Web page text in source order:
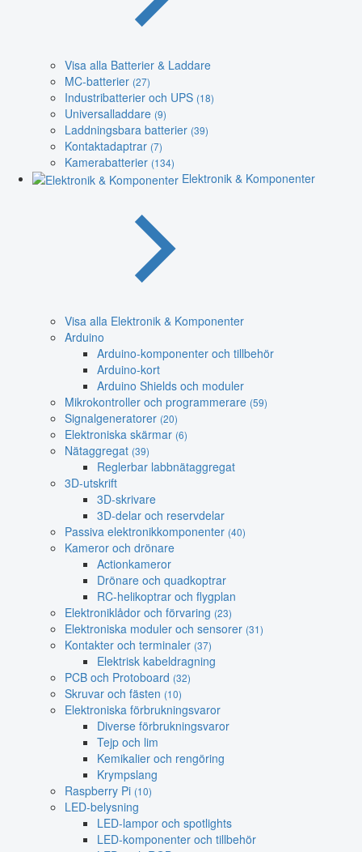
Visa alla Batterier & Laddare
MC-batterier (27)
Industribatterier och UPS (18)
Universalladdare (9)
Laddningsbara batterier (39)
Kontaktadaptrar (7)
Kamerabatterier (134)
Elektronik & Komponenter
Visa alla Elektronik & Komponenter
Arduino
Arduino-komponenter och tillbehör
Arduino-kort
Arduino Shields och moduler
Mikrokontroller och programmerare (59)
Signalgeneratorer (20)
Elektroniska skärmar (6)
Nätaggregat (39)
Reglerbar labbnätaggregat
3D-utskrift
3D-skrivare
3D-delar och reservdelar
Passiva elektronikkomponenter (40)
Kameror och drönare
Actionkameror
Drönare och quadkoptrar
RC-helikoptrar och flygplan
Elektroniklådor och förvaring (23)
Elektroniska moduler och sensorer (31)
Kontakter och terminaler (37)
Elektrisk kabeldragning
PCB och Protoboard (32)
Skruvar och fästen (10)
Elektroniska förbrukningsvaror
Diverse förbrukningsvaror
Tejp och lim
Kemikalier och rengöring
Krympslang
Raspberry Pi (10)
LED-belysning
LED-lampor och spotlights
LED-komponenter och tillbehör